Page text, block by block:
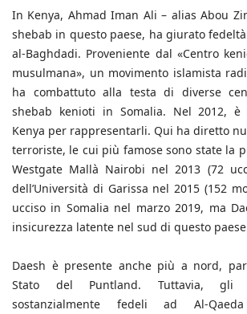
In Kenya, Ahmad Iman Ali – alias Abou
shebab in questo paese, ha giurato
al-Baghdadi. Proveniente dal «Centro
musulmana», un movimento islamista
ha combattuto alla testa di diverse
shebab kenioti in Somalia. Nel 2012,
Kenya per rappresentarli. Qui ha diretto
terroriste, le cui più famose sono state la
Westgate Mallà Nairobi nel 2013 (72
dell’Università di Garissa nel 2015 (152
ucciso in Somalia nel marzo 2019, ma
insicurezza latente nel sud di questo
Daesh è presente anche più a nord,
Stato del Puntland. Tuttavia, gli
sostanzialmente fedeli ad Al-